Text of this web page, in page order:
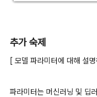
추가 숙제
[ 모델 파라미터에 대해 설
파라미터는 머신러닝 및 딥